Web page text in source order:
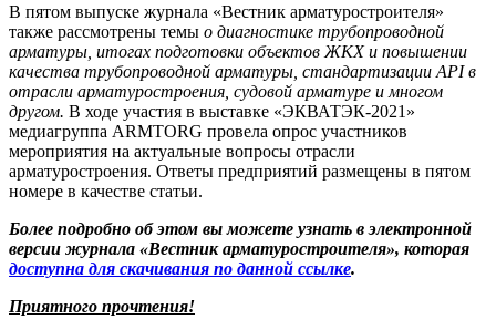
В пятом выпуске журнала «Вестник арматуростроителя»
также рассмотрены темы о диагностике трубопроводной
арматуры, итогах подготовки объектов ЖКХ и повышении
качества трубопроводной арматуры, стандартизации API в
отрасли арматуростроения, судовой арматуре и многом
другом. В ходе участия в выставке «ЭКВАТЭК-2021»
медиагруппа ARMTORG провела опрос участников
мероприятия на актуальные вопросы отрасли
арматуростроения. Ответы предприятий размещены в пятом
номере в качестве статьи.
Более подробно об этом вы можете узнать в электронной
версии журнала «Вестник арматуростроителя», которая
доступна для скачивания по данной ссылке.
Приятного прочтения!